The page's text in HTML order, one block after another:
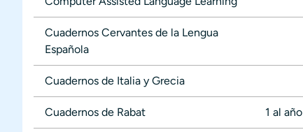
Cuadernos Cervantes de la Lengua
Española
Cuadernos de Italia y Grecia
Cuadernos de Rabat 1 al año